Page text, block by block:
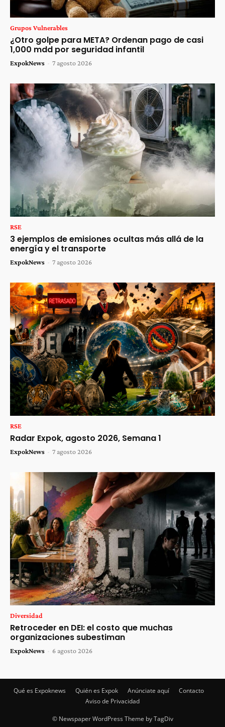
Grupos Vulnerables
¿Otro golpe para META? Ordenan pago de casi
1,000 mdd por seguridad infantil
ExpokNews - 7 agosto 2026
RSE
3 ejemplos de emisiones ocultas más allá de la
energía y el transporte
ExpokNews - 7 agosto 2026
RSE
Radar Expok, agosto 2026, Semana 1
ExpokNews - 7 agosto 2026
Diversidad
Retroceder en DEI: el costo que muchas
organizaciones subestiman
ExpokNews - 6 agosto 2026
Qué es Expoknews Quién es Expok Anúnciate aquí
Contacto
Aviso de Privacidad
© Newspaper WordPress Theme by TagDiv